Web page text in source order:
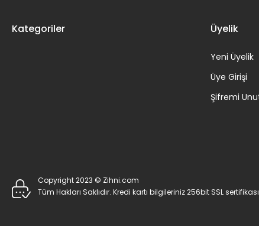
Kategoriler Üyelik
Yeni Üyelik
Üye Girişi
Şifremi
Copyright 2023 © Zihni.com
Tüm Hakları Saklıdır. Kredi kartı bilgileriniz 256bit SSL